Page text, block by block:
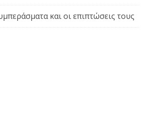
και οι επιπτώσεις τους